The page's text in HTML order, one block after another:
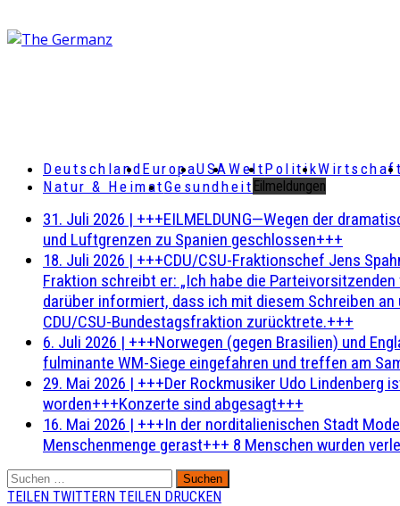
DeutschlandEuropaUSAWeltPolitikWirtschaft
Natur & HeimatGesundheit Eilmeldungen
31. Juli 2026 | +++EILMELDUNG—Wegen der
und Luftgrenzen zu Spanien geschlossen+++
18. Juli 2026 | +++CDU/CSU-Fraktionschef Jens
Fraktion schreibt er: „Ich habe die
darüber informiert, dass ich mit diesem Schreiben
CDU/CSU-Bundestagsfraktion zurücktrete.+++
6. Juli 2026 | +++Norwegen (gegen Brasilien) und
fulminante WM-Siege eingefahren und treffen am
29. Mai 2026 | +++Der Rockmusiker Udo Lindenberg
worden+++Konzerte sind abgesagt+++
16. Mai 2026 | +++In der norditalienischen Stadt
Menschenmenge gerast+++ 8 Menschen wurden
Suchen
nach:
TEILEN TWITTERN TEILEN DRUCKEN